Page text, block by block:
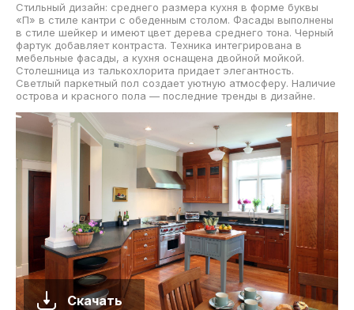
Стильный дизайн: среднего размера кухня в форме буквы
«П» в стиле кантри с обеденным столом. Фасады выполнены
в стиле шейкер и имеют цвет дерева среднего тона. Черный
фартук добавляет контраста. Техника интегрирована в
мебельные фасады, а кухня оснащена двойной мойкой.
Столешница из талькохлорита придает элегантность.
Светлый паркетный пол создает уютную атмосферу. Наличие
острова и красного пола — последние тренды в дизайне.
Скачать